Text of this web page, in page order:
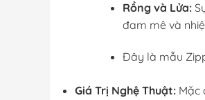
Rồng và Lửa:
đam mê và
Đây là mẫu
Giá Trị Nghệ Thuật:Mặc